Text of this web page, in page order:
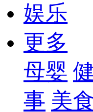
娱乐
更多
母婴
事 美